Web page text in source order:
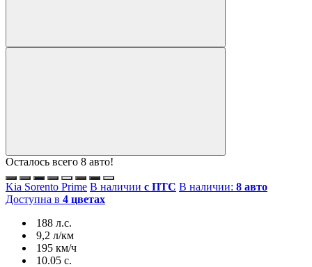
Осталось всего 8 авто!
Kia Sorento Prime В наличии с ПТС В наличии: 8 авто
Доступна в 4 цветах
188 л.с.
9,2 л/км
195 км/ч
10.05 c.